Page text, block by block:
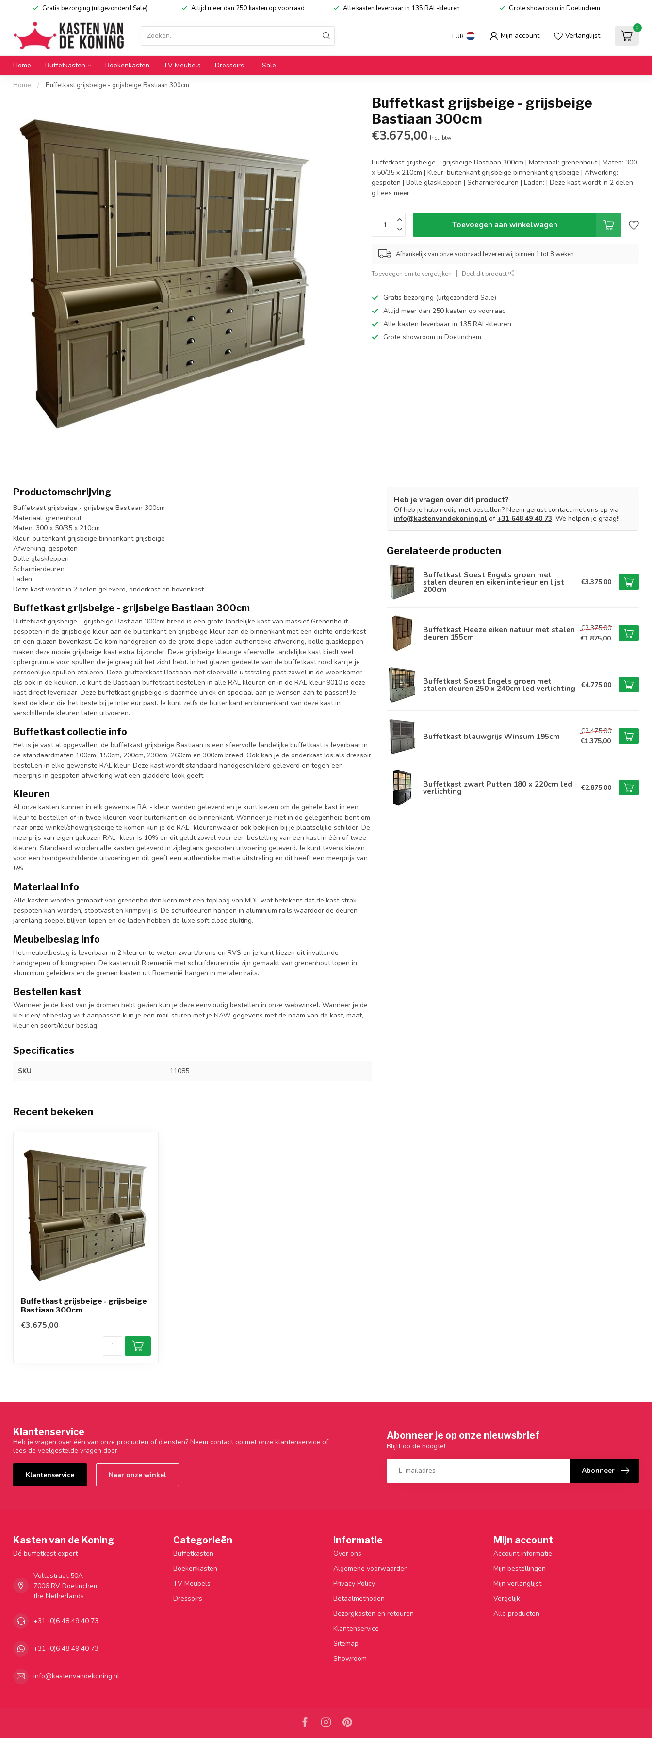
Gratis bezorging (uitgezonderd Sale) Altijd meer dan 250 kasten op voorraad Alle kasten leverbaar in 135 RAL-kleuren Grote showroom in Doetinchem
EUR Mijn account Verlanglijst
0
Home Buffetkasten Boekenkasten TV Meubels Dressoirs Sale
Home / Buffetkast grijsbeige - grijsbeige Bastiaan 300cm
Buffetkast grijsbeige - grijsbeige
Bastiaan 300cm
€3.675,00 Incl. btw
Buffetkast grijsbeige - grijsbeige Bastiaan 300cm | Materiaal: grenenhout | Maten: 300
x 50/35 x 210cm | Kleur: buitenkant grijsbeige binnenkant grijsbeige | Afwerking:
gespoten | Bolle glaskleppen | Scharnierdeuren | Laden: | Deze kast wordt in 2 delen
gLees meer.
Toevoegen aan winkelwagen
Afhankelijk van onze voorraad leveren wij binnen 1 tot 8 weken
Toevoegen om te vergelijken Deel dit product
Gratis bezorging (uitgezonderd Sale)
Altijd meer dan 250 kasten op voorraad
Alle kasten leverbaar in 135 RAL-kleuren
Grote showroom in Doetinchem
Productomschrijving
Buffetkast grijsbeige - grijsbeige Bastiaan 300cm
Materiaal: grenenhout
Maten: 300 x 50/35 x 210cm
Kleur: buitenkant grijsbeige binnenkant grijsbeige
Afwerking: gespoten
Bolle glaskleppen
Scharnierdeuren
Laden
Deze kast wordt in 2 delen geleverd, onderkast en bovenkast
Buffetkast grijsbeige - grijsbeige Bastiaan 300cm
Buffetkast grijsbeige - grijsbeige Bastiaan 300cm breed is een grote landelijke kast van massief Grenenhout
gespoten in de grijsbeige kleur aan de buitenkant en grijsbeige kleur aan de binnenkant met een dichte onderkast
en een glazen bovenkast. De kom handgrepen op de grote diepe laden authentieke afwerking, bolle glaskleppen
maken deze mooie grijsbeige kast extra bijzonder. Deze grijsbeige kleurige sfeervolle landelijke kast biedt veel
opbergruimte voor spullen die je graag uit het zicht hebt. In het glazen gedeelte van de buffetkast rood kan je je
persoonlijke spullen etaleren. Deze grutterskast Bastiaan met sfeervolle uitstraling past zowel in de woonkamer
als ook in de keuken. Je kunt de Bastiaan buffetkast bestellen in alle RAL kleuren en in de RAL kleur 9010 is deze
kast direct leverbaar. Deze buffetkast grijsbeige is daarmee uniek en speciaal aan je wensen aan te passen! Je
kiest de kleur die het beste bij je interieur past. Je kunt zelfs de buitenkant en binnenkant van deze kast in
verschillende kleuren laten uitvoeren.
Buffetkast collectie info
Het is je vast al opgevallen: de buffetkast grijsbeige Bastiaan is een sfeervolle landelijke buffetkast is leverbaar in
de standaardmaten 100cm, 150cm, 200cm, 230cm, 260cm en 300cm breed. Ook kan je de onderkast los als dressoir
bestellen in elke gewenste RAL kleur. Deze kast wordt standaard handgeschilderd geleverd en tegen een
meerprijs in gespoten afwerking wat een gladdere look geeft.
Kleuren
Al onze kasten kunnen in elk gewenste RAL- kleur worden geleverd en je kunt kiezen om de gehele kast in een
kleur te bestellen of in twee kleuren voor buitenkant en de binnenkant. Wanneer je niet in de gelegenheid bent om
naar onze winkel/showgrijsbeige te komen kun je de RAL- kleurenwaaier ook bekijken bij je plaatselijke schilder. De
meerprijs van eigen gekozen RAL- kleur is 10% en dit geldt zowel voor een bestelling van een kast in één of twee
kleuren. Standaard worden alle kasten geleverd in zijdeglans gespoten uitvoering geleverd. Je kunt tevens kiezen
voor een handgeschilderde uitvoering en dit geeft een authentieke matte uitstraling en dit heeft een meerprijs van
5%.
Materiaal info
Alle kasten worden gemaakt van grenenhouten kern met een toplaag van MDF wat betekent dat de kast strak
gespoten kan worden, stootvast en krimpvrij is, De schuifdeuren hangen in aluminium rails waardoor de deuren
jarenlang soepel blijven lopen en de laden hebben de luxe soft close sluiting.
Meubelbeslag info
Het meubelbeslag is leverbaar in 2 kleuren te weten zwart/brons en RVS en je kunt kiezen uit invallende
handgrepen of komgrepen. De kasten uit Roemenië met schuifdeuren die zijn gemaakt van grenenhout lopen in
aluminium geleiders en de grenen kasten uit Roemenië hangen in metalen rails.
Bestellen kast
Wanneer je de kast van je dromen hebt gezien kun je deze eenvoudig bestellen in onze webwinkel. Wanneer je de
kleur en/ of beslag wilt aanpassen kun je een mail sturen met je NAW-gegevens met de naam van de kast, maat,
kleur en soort/kleur beslag.
Specificaties
SKU 11085
Heb je vragen over dit product?
Of heb je hulp nodig met bestellen? Neem gerust contact met ons op via
info@kastenvandekoning.nl of +31 648 49 40 73. We helpen je graag!!
Gerelateerde producten
Buffetkast Soest Engels groen met
stalen deuren en eiken interieur en lijst
200cm
€3.375,00
Buffetkast Heeze eiken natuur met stalen
deuren 155cm
€2.375,00
€1.875,00
Buffetkast Soest Engels groen met
stalen deuren 250 x 240cm led verlichting €4.775,00
Buffetkast blauwgrijs Winsum 195cm
€2.475,00
€1.375,00
Buffetkast zwart Putten 180 x 220cm led
verlichting €2.875,00
Recent bekeken
Buffetkast grijsbeige - grijsbeige
Bastiaan 300cm
€3.675,00
Klantenservice
Heb je vragen over één van onze producten of diensten? Neem contact op met onze klantenservice of
lees de veelgestelde vragen door.
Klantenservice Naar onze winkel
Abonneer je op onze nieuwsbrief
Blijft op de hoogte!
Abonneer
Kasten van de Koning
Dé buffetkast expert
Voltastraat 50A
7006 RV Doetinchem
the Netherlands
+31 (0)6 48 49 40 73
+31 (0)6 48 49 40 73
info@kastenvandekoning.nl
Categorieën
Buffetkasten
Boekenkasten
TV Meubels
Dressoirs
Informatie
Over ons
Algemene voorwaarden
Privacy Policy
Betaalmethoden
Bezorgkosten en retouren
Klantenservice
Sitemap
Showroom
Mijn account
Account informatie
Mijn bestellingen
Mijn verlanglijst
Vergelijk
Alle producten